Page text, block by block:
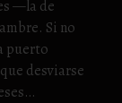
—la de
Si no
puerto
desviarse